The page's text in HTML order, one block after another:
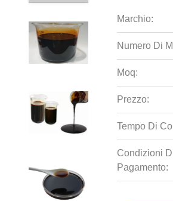
Marchio:
Numero Di
Moq:
Prezzo:
Tempo Di
Condizioni
Pagamento: